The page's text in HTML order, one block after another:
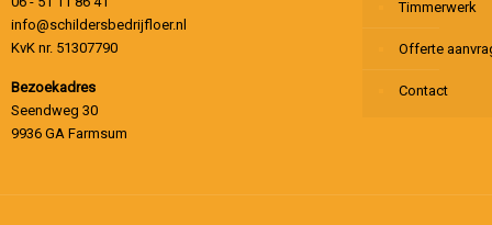
info@schildersbedrijfloer.nl
KvK nr. 51307790
Bezoekadres
Seendweg 30
9936 GA Farmsum
Timmerwerk
Offerte
Contact